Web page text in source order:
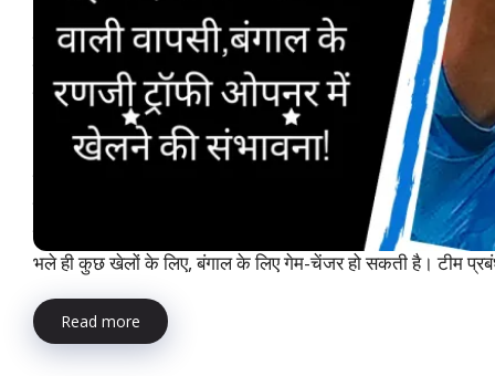
Mohammed Shami’s surprise comeback( 2024):
मोहम्मद शमी के बंगाल के लिए रणजी ट्रॉफी के पहले कुछ मैच खेलने
की इस खबर ने क्रिकेट प्रशंसकों को आश्चर्यचकित कर दिया है,
क्योंकि आमतौर पर अंतरराष्ट्रीय प्रतिबद्धताओं में व्यस्त रहने वाले
इस कदम को आगामी घरेलू सत्र में बंगाल की संभावनाओं के लिए एक
भारत की प्रमुख घरेलू क्रिकेट प्रतियोगिता, रणजी ट्रॉफी हमेशा से एक
जहाँ युवा और अनुभवी दोनों तरह के खिलाड़ी अपनी योग्यता साबित
क्योंकि उन्होंने अपना करियर बंगाल के लिए खेलते हुए शुरू किया था।
शमी रैंक में ऊपर उठे हैं और भारत के सबसे भरोसेमंद तेज गेंदबाजों में से
भले ही कुछ खेलों के लिए, बंगाल के लिए गेम-चेंजर हो सकती है। टीम
Read more